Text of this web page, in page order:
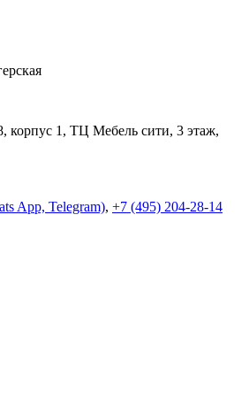
корпус 1, ТЦ Мебель сити, 3 этаж,
App, Telegram), +7 (495) 204-28-14